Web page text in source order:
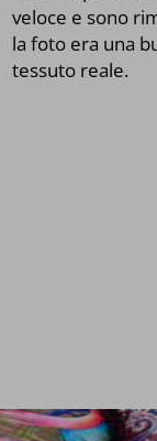
veloce e sono
la foto era una
tessuto reale.